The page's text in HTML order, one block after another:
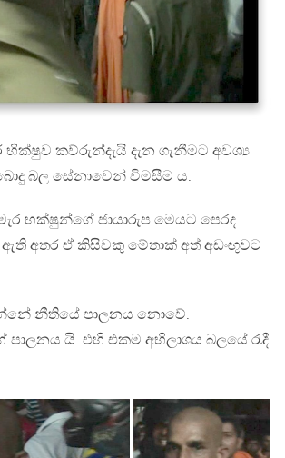
භික්ෂුව කව්රුන්දැයි දැන ගැනීමට අවශ්‍ය
බල සේනාවෙන් විමසීම ය.
භක්ෂුන්ගේ ජායාරුප මෙයට පෙරද
ඇති අතර ඒ කිසිවකු මේතාක් අත් අඩංඟුවට
නීතියේ පාලනය නොවේ.
යි. එහි එකම අභිලාශය බලයේ රැදී